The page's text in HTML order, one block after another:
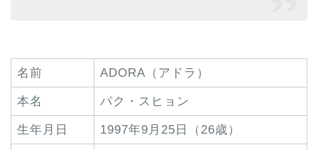
名前 ADORA（アドラ）
本名 パク・スヒョン
生年月日 1997年9月25日（26歳）